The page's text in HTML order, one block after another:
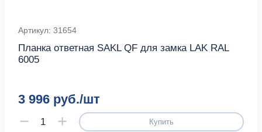
Артикул: 31654
Планка ответная SAKL QF для замка LAK RAL
6005
3 996 руб./шт
Купить